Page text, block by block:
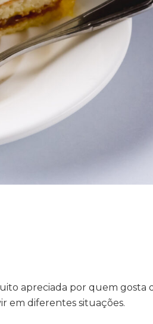
apreciada por quem gosta
em diferentes situações.